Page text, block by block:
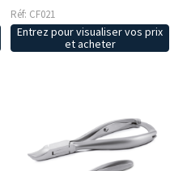
Réf: CF021
Entrez pour visualiser vos prix
et acheter